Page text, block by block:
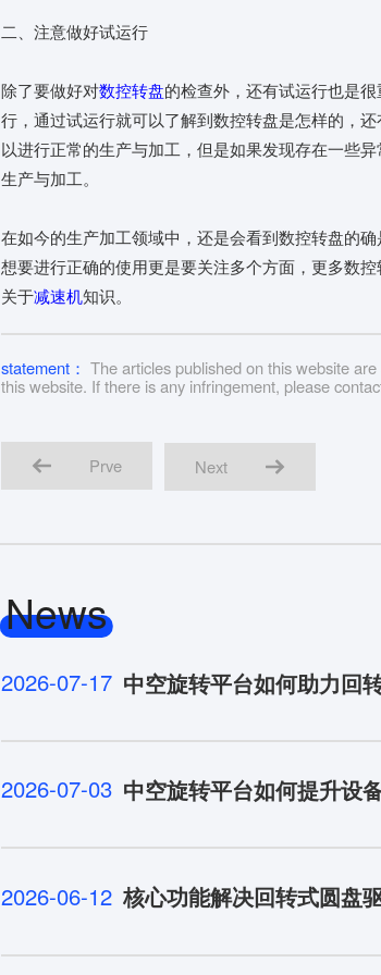
二、注意做好试运行
除了要做好对数控转盘的检查外，还有试运行也是
行，通过试运行就可以了解到数控转盘是怎样的，
以进行正常的生产与加工，但是如果发现存在一些
生产与加工。
在如今的生产加工领域中，还是会看到数控转盘的
想要进行正确的使用更是要关注多个方面，更多数
关于减速机知识。
statement： The articles published on this website
this website. If there is any infringement, please
Prve Next
News
2026-07-17 中空旋转平台如何助力回
2026-07-03 中空旋转平台如何提升设
2026-06-12 核心功能解决回转式圆盘